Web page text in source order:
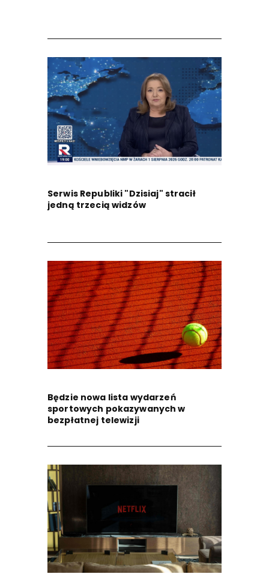
Serwis Republiki "Dzisiaj" stracił
jedną trzecią widzów
Będzie nowa lista wydarzeń
sportowych pokazywanych w
bezpłatnej telewizji